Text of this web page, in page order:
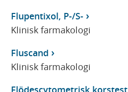
Flupentixol, P-/S-
Klinisk farmakologi
Fluscand
Klinisk farmakologi
Flödescytometrisk korstest